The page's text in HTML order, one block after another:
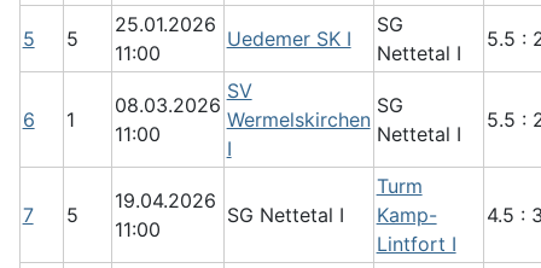
5 5
25.01.2026
11:00
Uedemer SK I
SG
Nettetal I
5.5 :
6 1
08.03.2026
11:00
SV
Wermelskirchen
I
SG
Nettetal I
5.5 :
7 5
19.04.2026
11:00
SG Nettetal I
Turm
Kamp-
Lintfort I
4.5 :